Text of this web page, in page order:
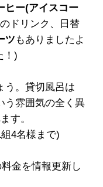
ヒー(アイスコー
ドリンク、日替
ツ もありましたよ
！)
う。貸切風呂は
う雰囲気の全く異
す。
4名様まで)
金を情報更新し